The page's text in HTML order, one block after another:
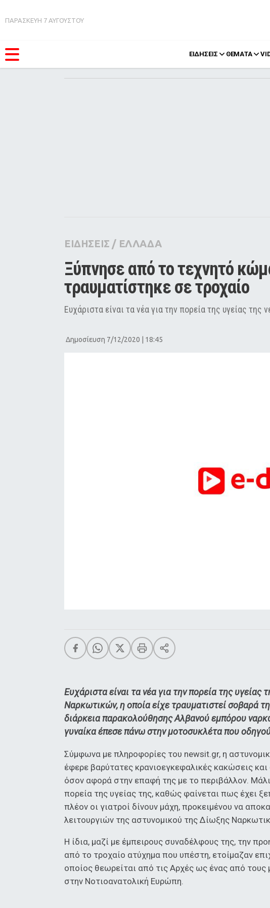
ΠΑΡΑΣΚΕΥΗ 7 ΑΥΓΟΥΣΤΟΥ
ΕΙΔΗΣΕΙΣ ΘΕΜΑΤΑ
Pop Culture
Agenda
ΕΙΔΗΣΕΙΣ / ΕΛΛΑΔΑ
Ξύπνησε από το τεχνητό
τραυματίστηκε σε τροχαίο
Ευχάριστα είναι τα νέα για την πορεία της υγείας
Δημοσίευση 7/12/2020 | 18:45
Ευχάριστα είναι τα νέα για την πορεία της
Ναρκωτικών, η οποία είχε τραυματιστεί σοβαρά
διάρκεια παρακολούθησης Αλβανού εμπόρου
γυναίκα έπεσε πάνω στην μοτοσυκλέτα που
Σύμφωνα με πληροφορίες του newsit.gr, η
έφερε βαρύτατες κρανιοεγκεφαλικές κακώσεις
όσον αφορά στην επαφή της με το περιβάλλον.
πορεία της υγείας της, καθώς φαίνεται πως έχει
πλέον οι γιατροί δίνουν μάχη, προκειμένου να
λειτουργιών της αστυνομικού της Δίωξης
Η ίδια, μαζί με έμπειρους συναδέλφους της, την
από το τροχαίο ατύχημα που υπέστη, ετοίμαζαν
οποίος θεωρείται από τις Αρχές ως ένας από τους
στην Νοτιοανατολική Ευρώπη.